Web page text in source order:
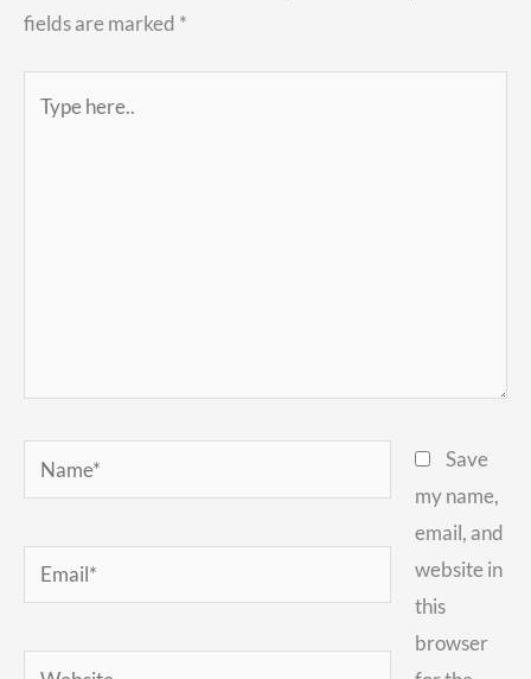
fields are marked *
here..
Name*
Email*
Website
Save
my name,
email, and
website in
this
browser